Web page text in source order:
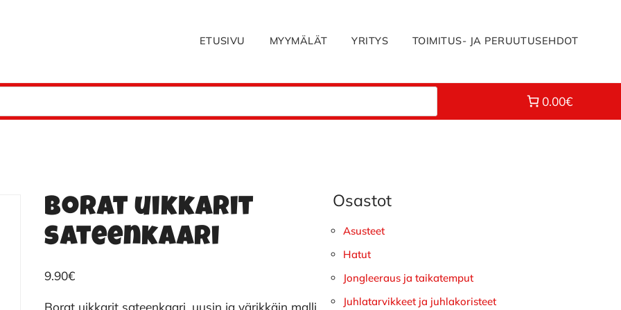
ETUSIVU MYYMÄLÄT YRITYS TOIMITUS- JA PERUUTUSEHDOT
0.00€
Borat uikkarit
sateenkaari
9.90€
Borat uikkarit sateenkaari, uusin ja värikkäin malli
Ensisijainen
sivupalkki
Osastot
Asusteet
Hatut
Jongleeraus ja taikatemput
Juhlatarvikkeet ja juhlakoristeet